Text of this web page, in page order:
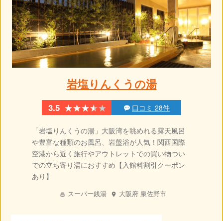
岩塩りんくうの湯
3.5 ★★★★★
★★★★★ 口コミ 28件
「岩塩りんくうの湯」大阪湾を眺めれる露天風呂
や豊富な種類のお風呂、岩盤浴が人気！関西国際
空港から近く旅行やアウトレットでの買い物つい
での立ち寄り湯におすすめ【入館料割引クーポン
あり】
スーパー銭湯 大阪府 泉佐野市